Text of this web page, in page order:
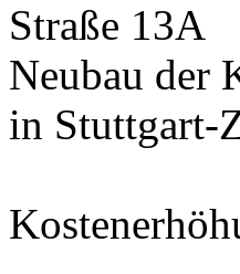
Straße 13A
Neubau der
in Stuttgart-